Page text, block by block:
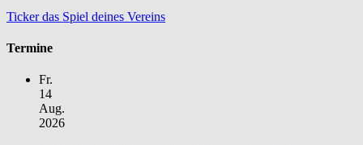
Ticker das Spiel deines Vereins
Termine
Fr.
14
Aug.
2026